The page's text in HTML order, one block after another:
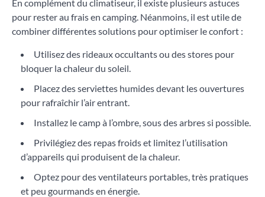
En complément du climatiseur, il existe plusieurs astuces
pour rester au frais en camping. Néanmoins, il est utile de
combiner différentes solutions pour optimiser le confort :
Utilisez des rideaux occultants ou des stores pour
bloquer la chaleur du soleil.
Placez des serviettes humides devant les ouvertures
pour rafraîchir l’air entrant.
Installez le camp à l’ombre, sous des arbres si possible.
Privilégiez des repas froids et limitez l’utilisation
d’appareils qui produisent de la chaleur.
Optez pour des ventilateurs portables, très pratiques
et peu gourmands en énergie.